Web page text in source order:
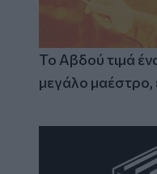
Το Αβδού τιμά
μεγάλο